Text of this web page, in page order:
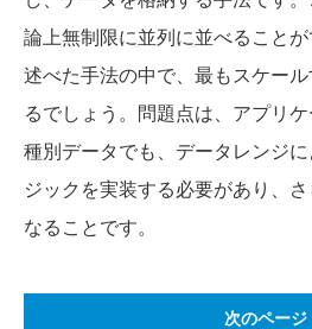
論上無制限に並列に並べること
述べた手法の中で、最もスケー
るでしょう。問題点は、アプリ
種別データでも、データレンジ
ジックを実装する必要があり、
なることです。
次のページ